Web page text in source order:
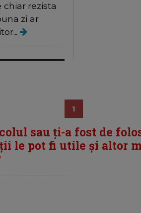
rezista
zi ar
1
sau ți-a fost de
le pot fi utile și altor